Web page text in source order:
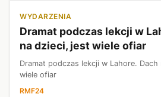
WYDARZENIA
Dramat podczas lekcji w
na dzieci, jest wiele ofiar
Dramat podczas lekcji w Lahore. Dach
wiele ofiar
RMF24